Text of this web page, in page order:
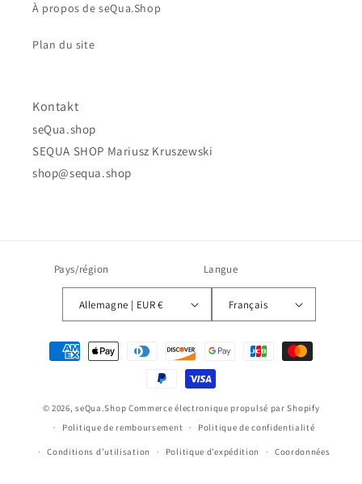
À propos de seQua.Shop
Plan du site
Kontakt
seQua.shop
SEQUA SHOP Mariusz Kruszewski
shop@sequa.shop
Pays/région
Allemagne | EUR €
Langue
Français
Moyens
© 2026,seQua.Shop Commerce électronique propulsé par Shopify
Politique de remboursement
Politique de confidentialité
Conditions d’utilisation Politique d’expédition Coordonnées